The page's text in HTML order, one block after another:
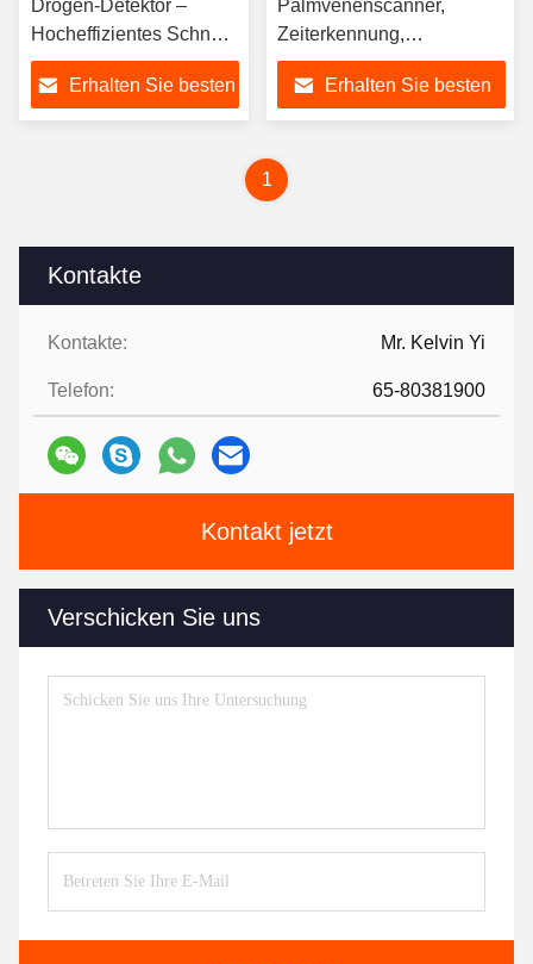
Kontakte
Kontakte: Mr. Kelvin Yi
Telefon: 65-80381900
Kontakt jetzt
Verschicken Sie uns
Drogen-Detektor –
Hocheffizientes Schnell-
Drogen-Screening-
TerminalErhalten Sie besten
Palmvenenscanner,
Zeiterkennung,
Zugangssteuerungssystem
Erhalten Sie besten
1